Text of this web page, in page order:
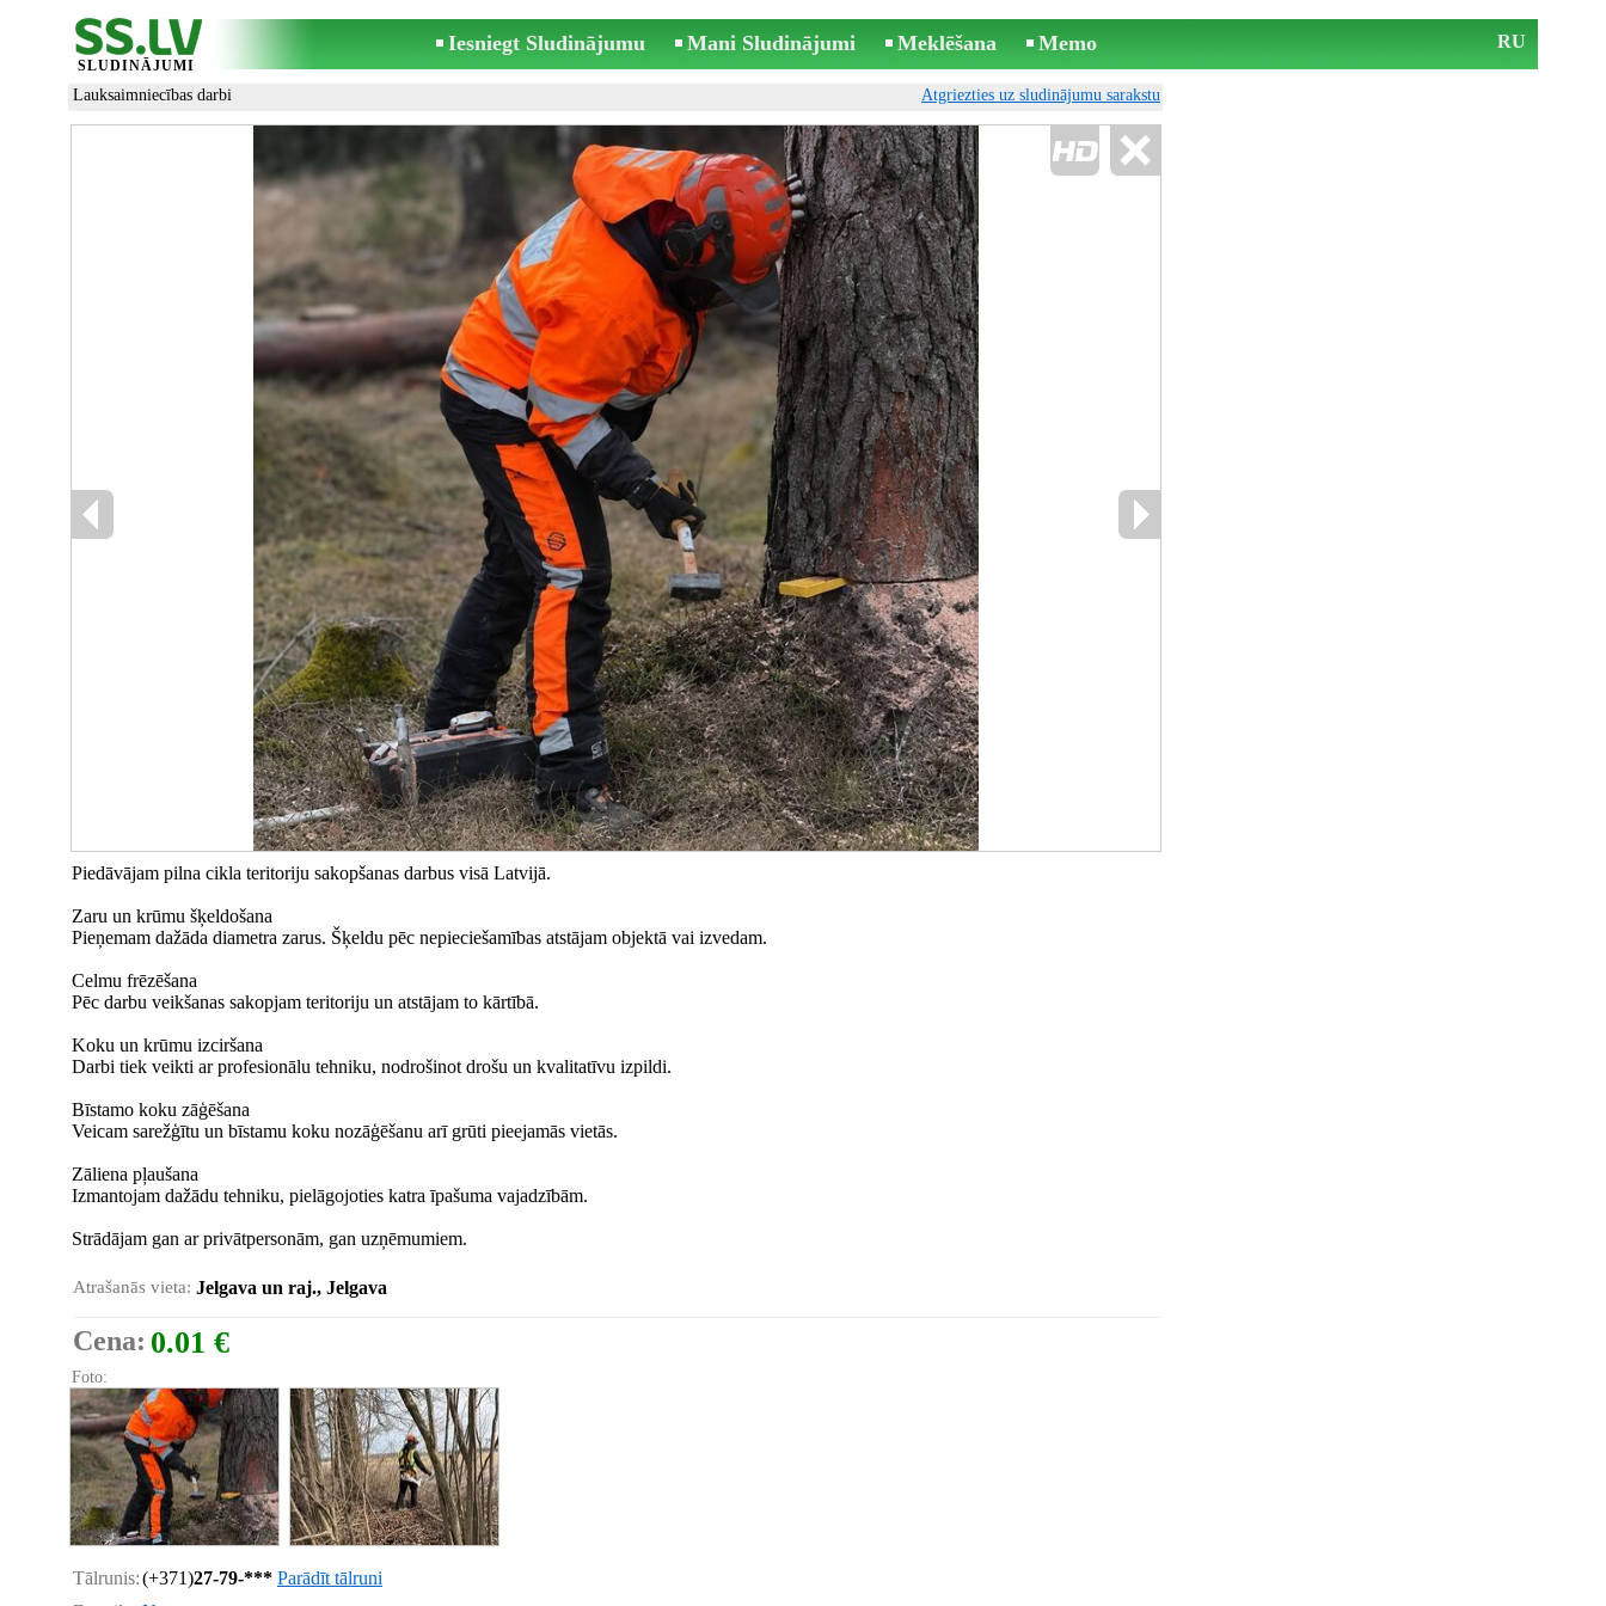
SLUDINĀJUMI
Iesniegt Sludinājumu Mani Sludinājumi Meklēšana Memo RU
Lauksaimniecības darbi Atgriezties uz sludinājumu sarakstu
Piedāvājam pilna cikla teritoriju sakopšanas darbus visā Latvijā.
Zaru un krūmu šķeldošana
Pieņemam dažāda diametra zarus. Šķeldu pēc nepieciešamības atstājam objektā vai izvedam.
Celmu frēzēšana
Pēc darbu veikšanas sakopjam teritoriju un atstājam to kārtībā.
Koku un krūmu izciršana
Darbi tiek veikti ar profesionālu tehniku, nodrošinot drošu un kvalitatīvu izpildi.
Bīstamo koku zāģēšana
Veicam sarežģītu un bīstamu koku nozāģēšanu arī grūti pieejamās vietās.
Zāliena pļaušana
Izmantojam dažādu tehniku, pielāgojoties katra īpašuma vajadzībām.
Strādājam gan ar privātpersonām, gan uzņēmumiem.
Atrašanās vieta: Jelgava un raj., Jelgava
Cena: 0.01 €
Foto:
Tālrunis:(+371)27-79-*** Parādīt tālruni